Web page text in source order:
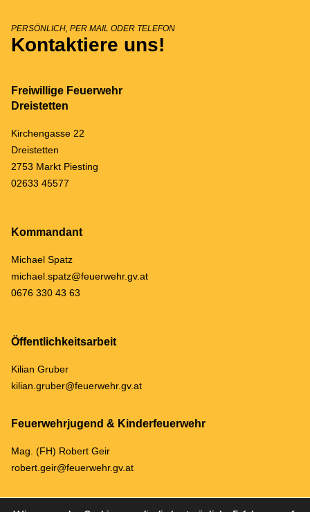
PERSÖNLICH, PER MAIL ODER TELEFON
Kontaktiere uns!
Freiwillige Feuerwehr
Dreistetten
Kirchengasse 22
Dreistetten
2753 Markt Piesting
02633 45577
Kommandant
Michael Spatz
michael.spatz@feuerwehr.gv.at
0676 330 43 63
Öffentlichkeitsarbeit
Kilian Gruber
kilian.gruber@feuerwehr.gv.at
Feuerwehrjugend & Kinderfeuerwehr
Mag. (FH) Robert Geir
robert.geir@feuerwehr.gv.at